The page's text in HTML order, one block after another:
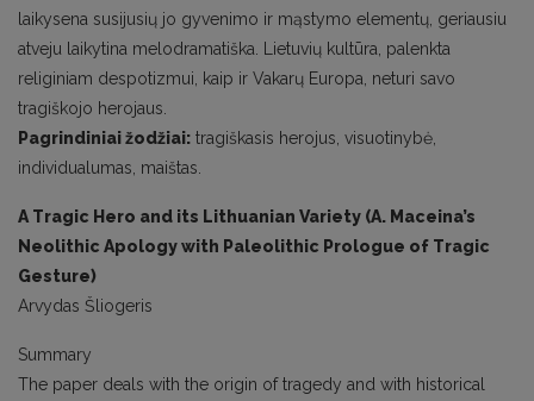
laikysena susijusių jo gyvenimo ir mąstymo elementų, geriausiu
atveju laikytina melodramatiška. Lietuvių kultūra, palenkta
religiniam despotizmui, kaip ir Vakarų Europa, neturi savo
tragiškojo herojaus.
Pagrindiniai žodžiai: tragiškasis herojus, visuotinybė,
individualumas, maištas.
A Tragic Hero and its Lithuanian Variety (A. Maceina’s
Neolithic Apology with Paleolithic Prologue of Tragic
Gesture)
Arvydas Šliogeris
Summary
The paper deals with the origin of tragedy and with historical